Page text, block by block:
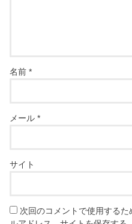
名前*
メール*
サイト
次回のコメントで使用する